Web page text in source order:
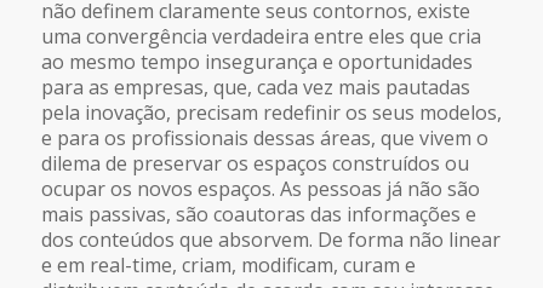
não definem claramente seus contornos, existe
uma convergência verdadeira entre eles que cria
ao mesmo tempo insegurança e oportunidades
para as empresas, que, cada vez mais pautadas
pela inovação, precisam redefinir os seus modelos,
e para os profissionais dessas áreas, que vivem o
dilema de preservar os espaços construídos ou
ocupar os novos espaços. As pessoas já não são
mais passivas, são coautoras das informações e
dos conteúdos que absorvem. De forma não linear
e em real-time, criam, modificam, curam e